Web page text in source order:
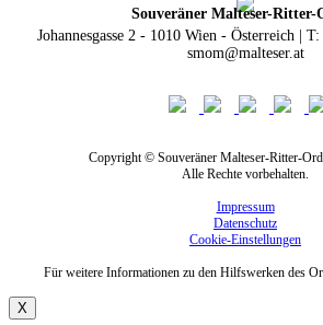
Souveräner Malteser-Ritter-
Johannesgasse 2 - 1010 Wien - Österreich |
smom@malteser.at
Copyright © Souveräner Malteser-Ritter-
Alle Rechte vorbehalten.
Impressum
Datenschutz
Cookie-Einstellungen
Für weitere Informationen zu den Hilfswerken des
X